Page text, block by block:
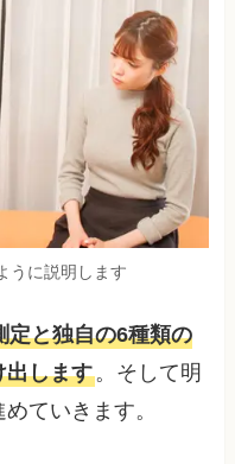
うに説明します
定と独自の6種類の
出します。そして明
ていきます。